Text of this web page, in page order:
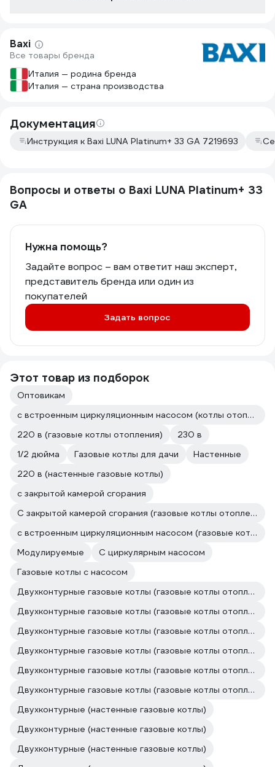
Baxi
Все товары бренда
Италия — родина бренда
Италия — страна производства
Документация
Инструкция к Baxi LUNA Platinum+ 33 GA 7219693
Вопросы и ответы о Baxi LUNA Platinum+ 33
GA
Нужна помощь?
Задайте вопрос – вам ответит наш эксперт,
представитель бренда или один из
покупателей
Задать вопрос
Этот товар из подборок
Оптовикам
с встроенным циркуляционным насосом (котлы отопления)
220 в (газовые котлы отопления)
230 в
1/2 дюйма
Газовые котлы для дачи
Настенные
220 в (настенные газовые котлы)
с закрытой камерой сгорания
С закрытой камерой сгорания (газовые котлы отопления)
с встроенным циркуляционным насосом (газовые котлы отопления)
Модулируемые
С циркулярным насосом
Газовые котлы с насосом
Двухконтурные газовые котлы (газовые котлы отопления)
Двухконтурные газовые котлы (газовые котлы отопления)
Двухконтурные газовые котлы (газовые котлы отопления)
Двухконтурные газовые котлы (газовые котлы отопления)
Двухконтурные газовые котлы (газовые котлы отопления)
Двухконтурные газовые котлы (газовые котлы отопления)
Двухконтурные (настенные газовые котлы)
Двухконтурные (настенные газовые котлы)
Двухконтурные (настенные газовые котлы)